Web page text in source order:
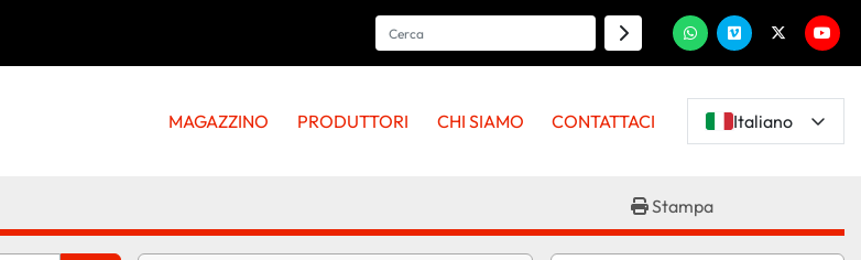
whatsappvimeotwitter
MAGAZZINO PRODUTTORI CHI SIAMO CONTATTACI Italiano
Stampa